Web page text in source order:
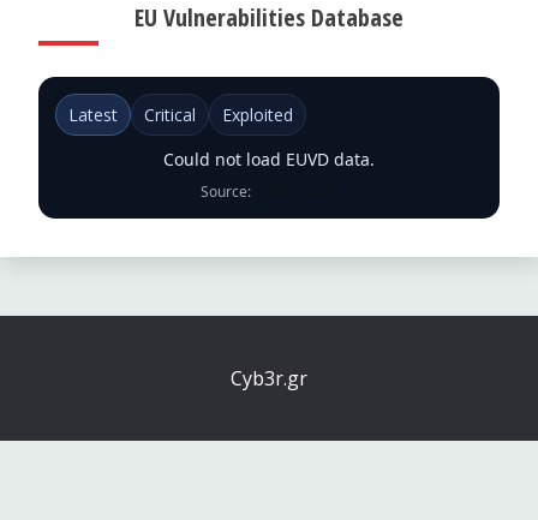
EU Vulnerabilities Database
Latest Critical
Exploited
Could not load EUVD data.
Source:
Cyb3r.gr